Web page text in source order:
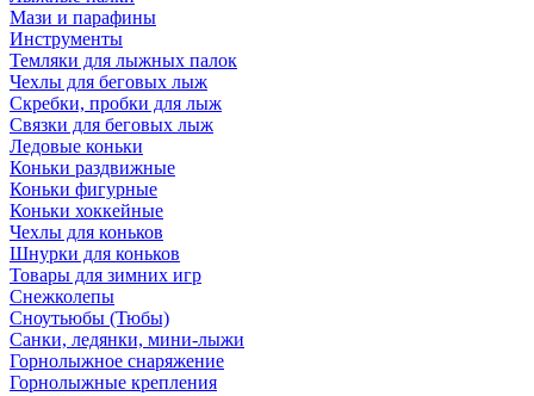
Мази и парафины
Инструменты
Темляки для лыжных палок
Чехлы для беговых лыж
Скребки, пробки для лыж
Связки для беговых лыж
Ледовые коньки
Коньки раздвижные
Коньки фигурные
Коньки хоккейные
Чехлы для коньков
Шнурки для коньков
Товары для зимних игр
Снежколепы
Сноутьюбы (Тюбы)
Санки, ледянки, мини-лыжи
Горнолыжное снаряжение
Горнолыжные крепления